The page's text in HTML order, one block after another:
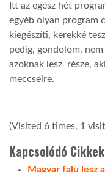
Itt az egész hét
egyéb olyan program
kiegészíti, kerekké
pedig, gondolom,
azoknak lesz része,
meccseire.
(Visited 6 times, 1
Kapcsolódó Cikkek
Magyar falu lesz